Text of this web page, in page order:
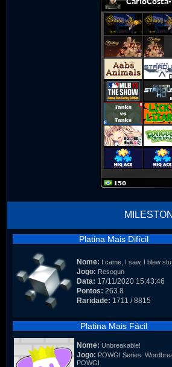
Platina Mais Difícil
Nome: I came, I saw, I blew
Jogo: Resogun
Data: 17/11/2020 15:43:46
Pontos: 263.8
Raridade: 1711 / 8815
Platina Mais Fácil
Nome: Unbreakable!
Jogo: POWGI Series:
POWGI